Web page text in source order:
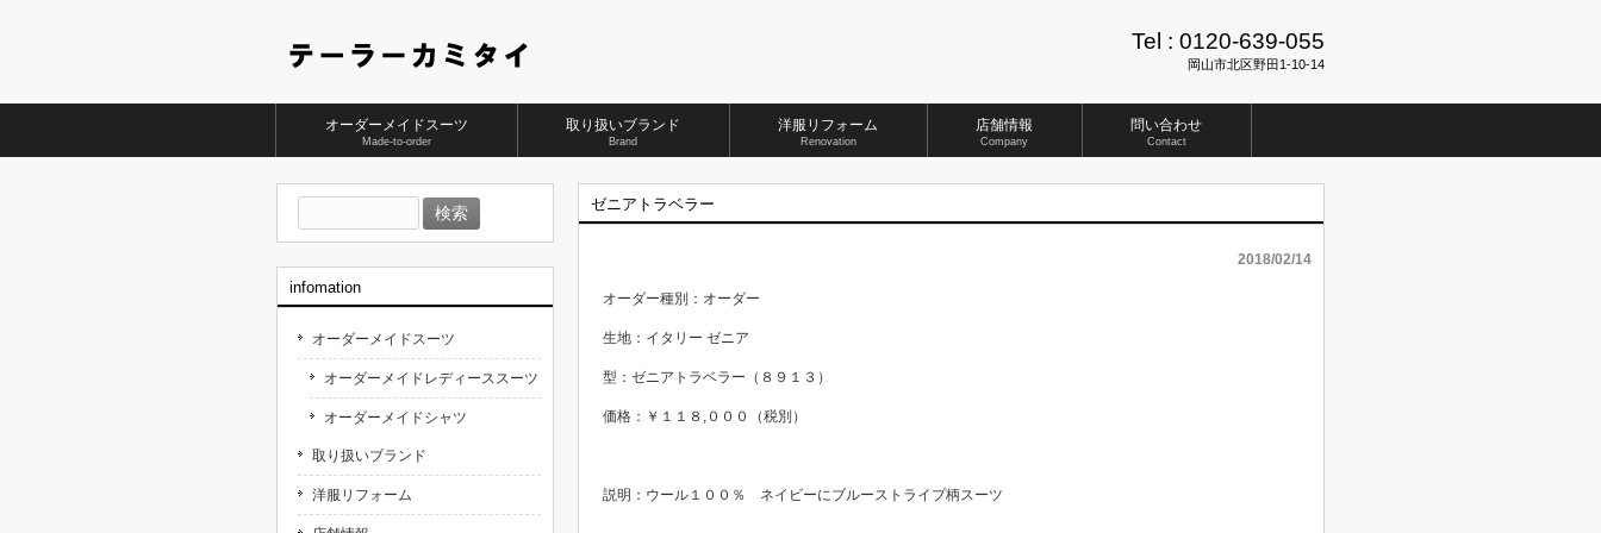
Tel : 0120-639-055
岡山市北区野田1-10-14
オーダーメイドスーツ
Made-to-order
取り扱いブランド
Brand
洋服リフォーム
Renovation
店舗情報
Company
問い合わせ
Contact
ゼニアトラベラー
2018/02/14
オーダー種別：オーダー
生地：イタリー ゼニア
型：ゼニアトラベラー（８９１３）
価格：￥１１８,０００（税別）
説明：ウール１００％ ネイビーにブルーストライプ柄スーツ
索:
infomation
オーダーメイドスーツ
オーダーメイドレディーススーツ
オーダーメイドシャツ
取り扱いブランド
洋服リフォーム